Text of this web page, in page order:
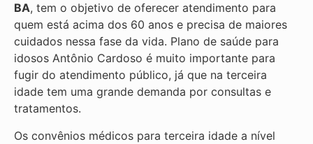
BA, tem o objetivo de oferecer atendimento para
quem está acima dos 60 anos e precisa de maiores
cuidados nessa fase da vida. Plano de saúde para
idosos Antônio Cardoso é muito importante para
fugir do atendimento público, já que na terceira
idade tem uma grande demanda por consultas e
tratamentos.
Os convênios médicos para terceira idade a nível